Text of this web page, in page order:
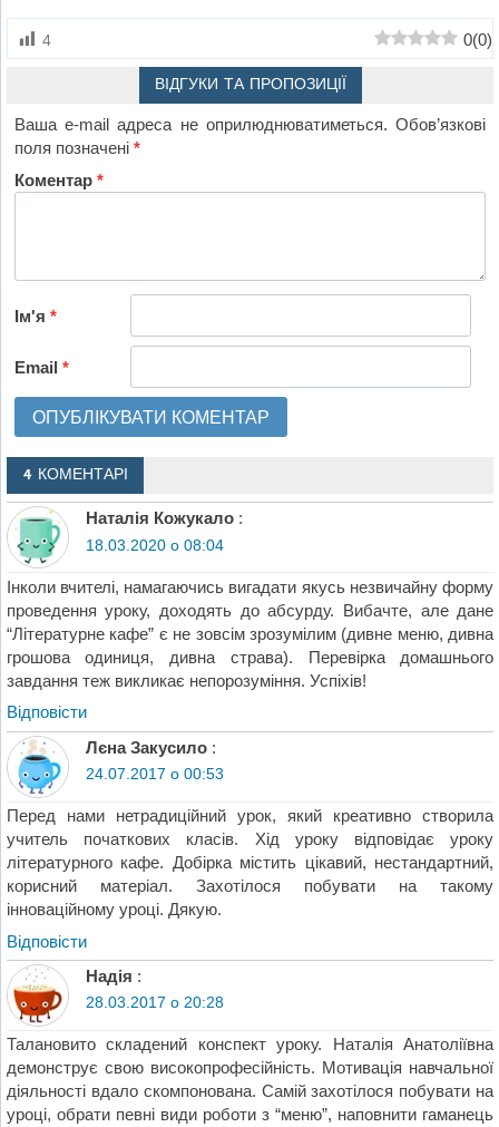
4 0(0)
ВІДГУКИ ТА ПРОПОЗИЦІЇ
Ваша e-mail адреса не оприлюднюватиметься. Обов’язкові
поля позначені*
Коментар*
Ім'я*
Email*
4 КОМЕНТАРІ
Наталія Кожукало :
18.03.2020 о 08:04
Інколи вчителі, намагаючись вигадати якусь незвичайну форму
проведення уроку, доходять до абсурду. Вибачте, але дане
“Літературне кафе” є не зовсім зрозумілим (дивне меню, дивна
грошова одиниця, дивна страва). Перевірка домашнього
завдання теж викликає непорозуміння. Успіхів!
Відповіcти
Лєна Закусило :
24.07.2017 о 00:53
Перед нами нетрадиційний урок, який креативно створила
учитель початкових класів. Хід уроку відповідає уроку
літературного кафе. Добірка містить цікавий, нестандартний,
корисний матеріал. Захотілося побувати на такому
інноваційному уроці. Дякую.
Відповіcти
Надія :
28.03.2017 о 20:28
Талановито складений конспект уроку. Наталія Анатоліївна
демонструє свою високопрофесійність. Мотивація навчальної
діяльності вдало скомпонована. Самій захотілося побувати на
уроці, обрати певні види роботи з “меню”, наповнити гаманець